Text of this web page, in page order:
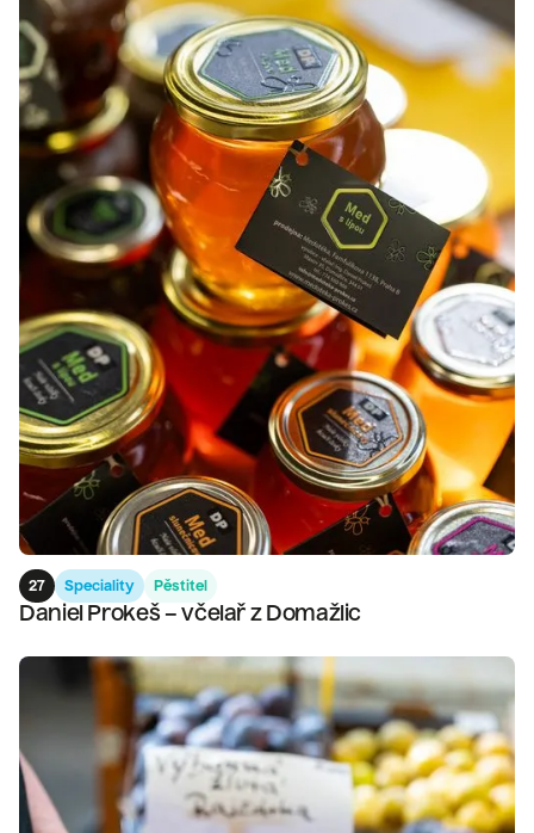
27 Speciality Pěstitel
Daniel Prokeš – včelař z Domažlic